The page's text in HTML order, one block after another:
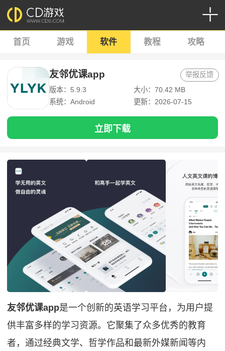
首页 游戏 软件 教程 攻略
友邻优课app
版本：5.9.3
大小：70.42 MB
系统：Android
更新：2026-07-15
举报反馈
立即下载
友邻优课app是一个创新的英语学习平台，为用户提
供丰富多样的学习资源。它聚集了众多优秀的教育
者，通过经典文学、哲学作品和最新外媒新闻等内